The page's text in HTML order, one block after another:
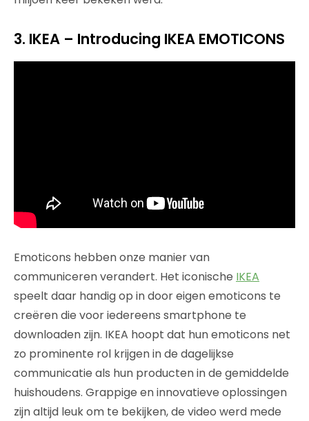
3. IKEA – Introducing IKEA EMOTICONS
Emoticons hebben onze manier van
communiceren verandert. Het iconische IKEA
speelt daar handig op in door eigen emoticons te
creëren die voor iedereens smartphone te
downloaden zijn. IKEA hoopt dat hun emoticons net
zo prominente rol krijgen in de dagelijkse
communicatie als hun producten in de gemiddelde
huishoudens. Grappige en innovatieve oplossingen
zijn altijd leuk om te bekijken, de video werd mede